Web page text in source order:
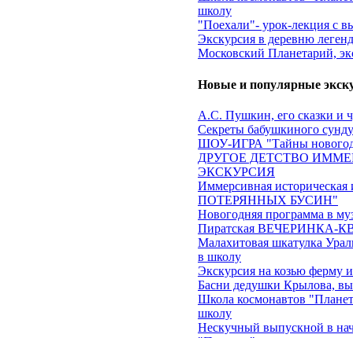
школу
"Поехали"- урок-лекция с
Экскурсия в деревню
Московский Планетарий,
Новые и популярные
А.С. Пушкин, его сказки и
Секреты бабушкиного
ШОУ-ИГРА "Тайны
ДРУГОЕ ДЕТСТВО
ЭКСКУРСИЯ
Иммерсивная
ПОТЕРЯННЫХ БУСИН"
Новогодняя программа в
Пиратская ВЕЧЕРИНКА-
Малахитовая шкатулка
в школу
Экскурсия на козью ферму
Басни дедушки Крылова,
Школа космонавтов
школу
Нескучный выпускной в